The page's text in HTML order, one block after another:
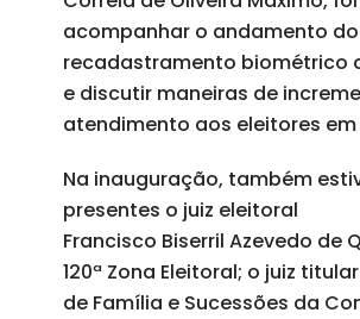
acompanhar o andamento do
recadastramento biométrico
e discutir maneiras de
atendimento aos eleitores
Na inauguração, também
presentes o juiz eleitoral
Francisco Biserril Azevedo de
120ª Zona Eleitoral; o juiz
de Família e Sucessões da